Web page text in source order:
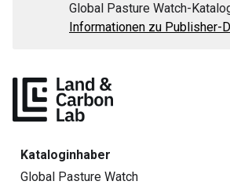
Global Pasture Watch-
Informationen zu Publisher-
Kataloginhaber
Global Pasture Watch